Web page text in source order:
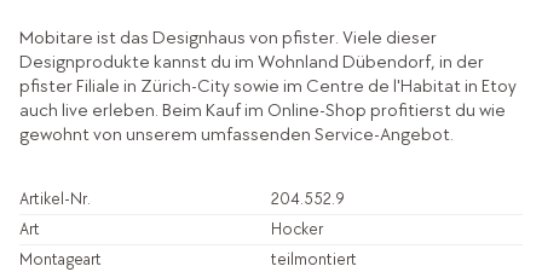
Mobitare ist das Designhaus von pfister. Viele dieser
Designprodukte kannst du im Wohnland Dübendorf, in der
pfister Filiale in Zürich-City sowie im Centre de l'Habitat in Etoy
auch live erleben. Beim Kauf im Online-Shop profitierst du wie
gewohnt von unserem umfassenden Service-Angebot.
Artikel-Nr.
204.552.9
Art
Hocker
Montageart
teilmontiert